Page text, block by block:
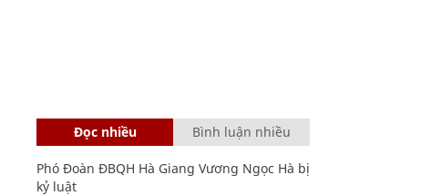
Đọc nhiều Bình luận nhiều
Phó Đoàn ĐBQH Hà Giang Vương Ngọc Hà bị
kỷ luật